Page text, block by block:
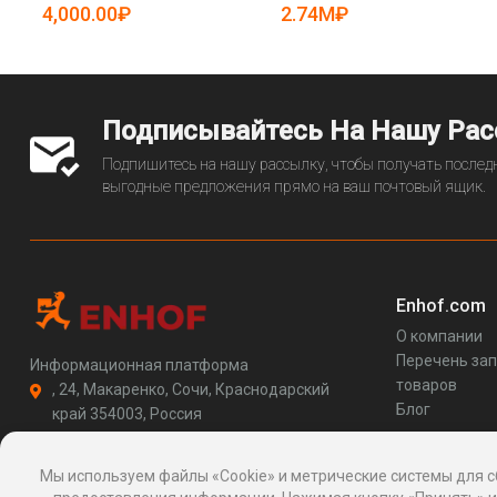
5081924)
4,000.00₽
(арт. 25-5082102)
2.74M₽
Подписывайтесь На Нашу
Подпишитесь на нашу рассылку, чтобы получать
выгодные предложения прямо на ваш почтовый ящик.
Информационная платформа
, 24, Макаренко, Сочи, Краснодарский
край 354003, Россия
http://enhof.com
Enhof.com
О компании
Перечень
товаров
Блог
Мы используем файлы «Cookie» и метрические системы для